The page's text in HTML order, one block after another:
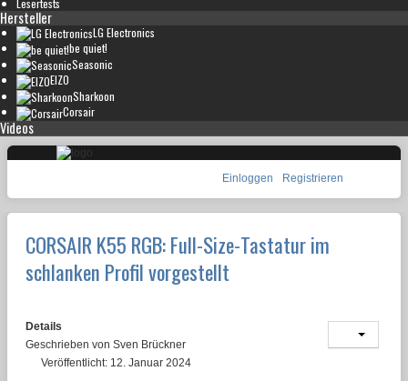
Hersteller
LG Electronics
be quiet!
Seasonic
EIZO
Sharkoon
Corsair
Videos
Einloggen Registrieren
CORSAIR K55 RGB: Full-Size-Tastatur im
schlanken Profil vorgestellt
Details
Geschrieben von Sven Brückner
Veröffentlicht: 12. Januar 2024